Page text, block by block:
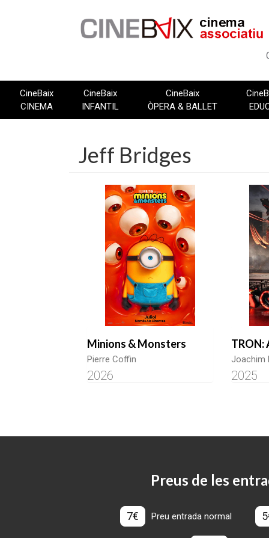
CineBaix
CINEMA
CineBaix
INFANTIL
CineBaix
ÒPERA & BALLET
Jeff Bridges
Minions & Monsters
Pierre Coffin
2026
TRON:
Joachim
2025
Preus de les
7€ Preu entrada normal